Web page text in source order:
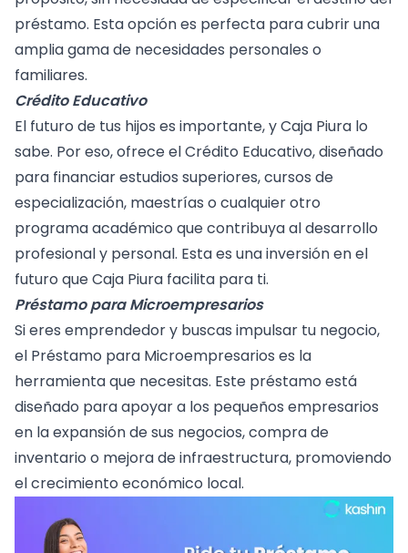
préstamo. Esta opción es perfecta para cubrir una
amplia gama de necesidades personales o
familiares.
Crédito Educativo
El futuro de tus hijos es importante, y Caja Piura lo
sabe. Por eso, ofrece el Crédito Educativo, diseñado
para financiar estudios superiores, cursos de
especialización, maestrías o cualquier otro
programa académico que contribuya al desarrollo
profesional y personal. Esta es una inversión en el
futuro que Caja Piura facilita para ti.
Préstamo para Microempresarios
Si eres emprendedor y buscas impulsar tu negocio,
el Préstamo para Microempresarios es la
herramienta que necesitas. Este préstamo está
diseñado para apoyar a los pequeños empresarios
en la expansión de sus negocios, compra de
inventario o mejora de infraestructura, promoviendo
el crecimiento económico local.